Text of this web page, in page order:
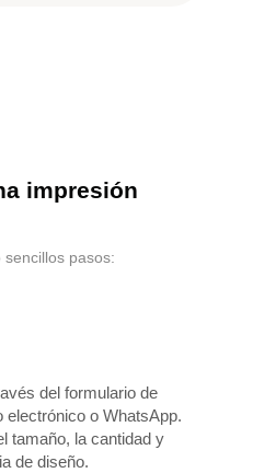
impresión
pasos:
del formulario de
electrónico o WhatsApp.
tamaño, la cantidad y
de diseño.